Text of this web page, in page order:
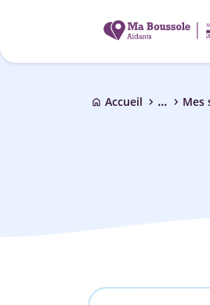
home Accueil chevron_right ... chevron_right Mes